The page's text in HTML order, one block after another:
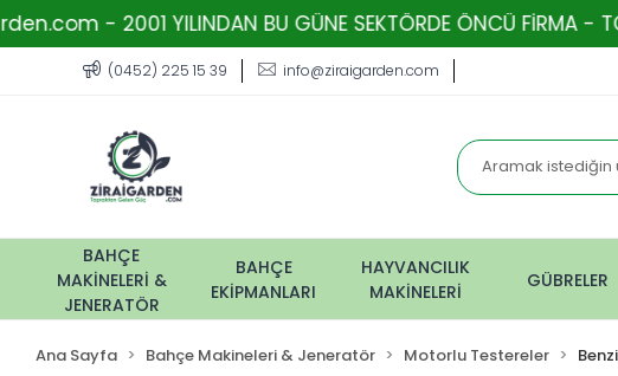
YILINDAN BU GÜNE SEKTÖRDE ÖNCÜ FİRMA -
(0452) 225 15 39 info@ziraigarden.com
BAHÇE
MAKİNELERİ &
JENERATÖR
BAHÇE
EKİPMANLARI
HAYVANCILIK
MAKİNELERİ
GÜBRELER
Ana Sayfa Bahçe Makineleri & Jeneratör Motorlu Testereler